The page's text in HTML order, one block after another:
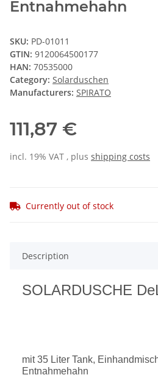
Entnahmehahn
SKU: PD-01011
GTIN: 9120064500177
HAN: 70535000
Category: Solarduschen
Manufacturers: SPIRATO
111,87 €
incl. 19% VAT , plus shipping costs
Currently out of stock
Description
SOLARDUSCHE
mit 35 Liter Tank,
Entnahmehahn